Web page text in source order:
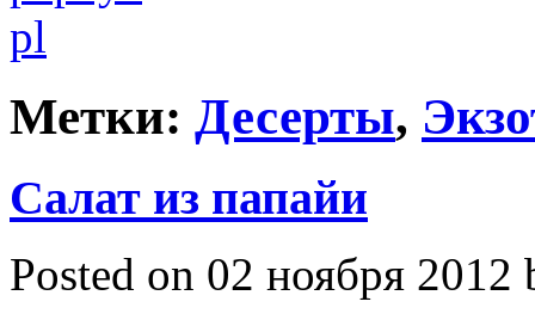
Метки: Десерты,
Салат из папайи
Posted on 02 ноября 2012